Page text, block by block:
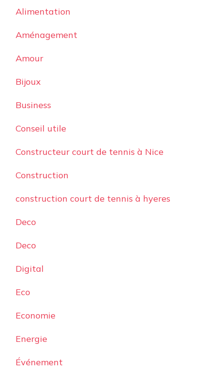
Alimentation
Aménagement
Amour
Bijoux
Business
Conseil utile
Constructeur court de tennis à Nice
Construction
construction court de tennis à hyeres
Deco
Deco
Digital
Eco
Economie
Energie
Événement